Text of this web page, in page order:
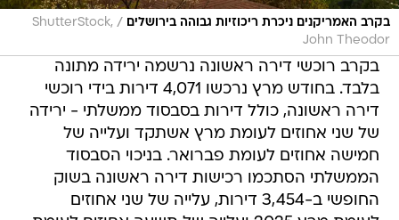
בקרב האמריקנים ניכרת ריכוזיות גבוהה בירושלים /
ShutterStock,
John Theodor
בקרב רוכשי דירה ראשונה נרשמה ירידה מתונה
בלבד. בחודש מרץ נרכשו 4,071 דירות בידי רוכשי
דירה ראשונה, כולל דירות בסבסוד ממשלתי - ירידה
של שני אחוזים לעומת מרץ אשתקד ועלייה של
חמישה אחוזים לעומת פברואר. בניכוי הסבסוד
הממשלתי הסתכמו רכישות דירה ראשונה בשוק
החופשי ב-3,454 דירות, עלייה של שני אחוזים